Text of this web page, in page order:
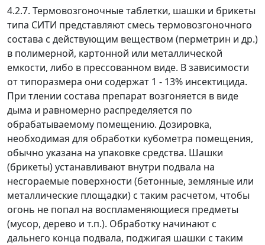
4.2.7. Термовозгоночные таблетки, шашки и брикеты
типа СИТИ представляют смесь термовозгоночного
состава с действующим веществом (перметрин и др.)
в полимерной, картонной или металлической
емкости, либо в прессованном виде. В зависимости
от типоразмера они содержат 1 - 13% инсектицида.
При тлении состава препарат возгоняется в виде
дыма и равномерно распределяется по
обрабатываемому помещению. Дозировка,
необходимая для обработки кубометра помещения,
обычно указана на упаковке средства. Шашки
(брикеты) устанавливают внутри подвала на
несгораемые поверхности (бетонные, земляные или
металлические площадки) с таким расчетом, чтобы
огонь не попал на воспламеняющиеся предметы
(мусор, дерево и т.п.). Обработку начинают с
дальнего конца подвала, поджигая шашки с таким